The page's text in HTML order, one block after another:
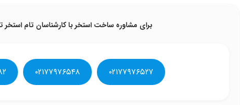
برای مشاوره ساخت استخر با کارشناسان تام استخر
۰۲۱۷۷۹۷۶۵۲۷ ۰۲۱۷۷۹۷۶۵۴۸